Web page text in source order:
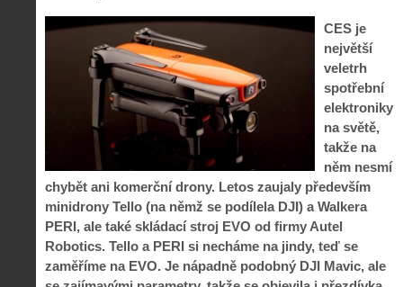
CES je
největší
veletrh
spotřební
elektroniky
na světě,
takže na
něm nesmí
chybět ani komerční drony. Letos zaujaly především
minidrony Tello (na němž se podílela DJI) a Walkera
PERI, ale také skládací stroj EVO od firmy Autel
Robotics. Tello a PERI si necháme na jindy, teď se
zaměříme na EVO. Je nápadně podobný DJI Mavic, ale